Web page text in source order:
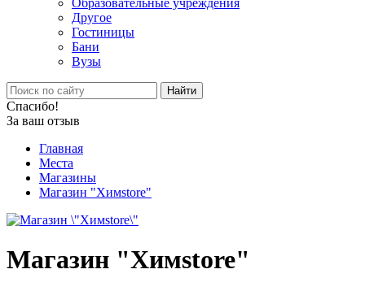
Образовательные учреждения
Другое
Гостиницы
Бани
Вузы
Найти
Спасибо!
За ваш отзыв
Главная
Места
Магазины
Магазин "Химstore"
Магазин "Химstore"